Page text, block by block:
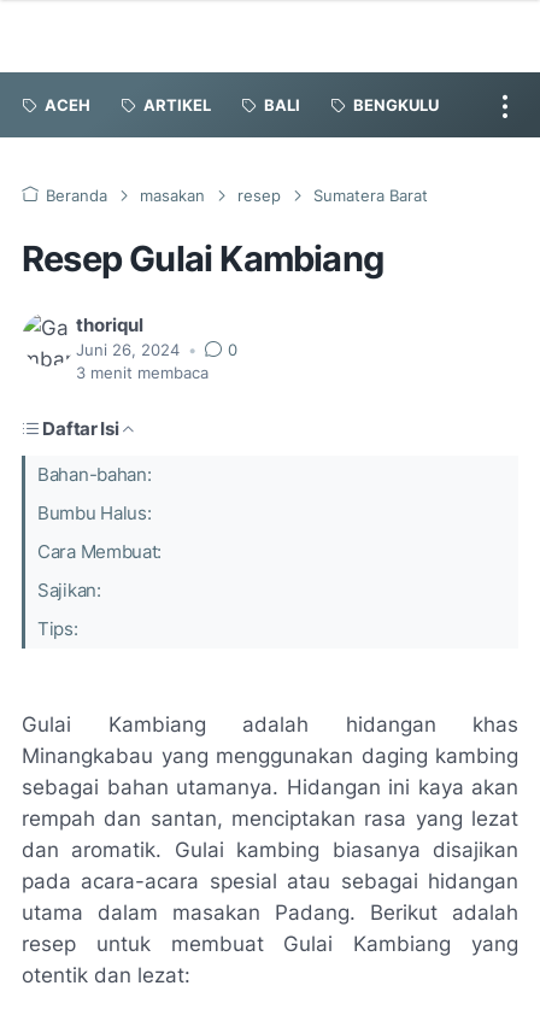
ACEH ARTIKEL BALI BENGKULU
Beranda masakan resep Sumatera Barat
Resep Gulai Kambiang
thoriqul
Juni 26, 2024 •
0
3 menit membaca
Daftar Isi
Bahan-bahan:
Bumbu Halus:
Cara Membuat:
Sajikan:
Tips:
Gulai Kambiang adalah hidangan khas
Minangkabau yang menggunakan daging kambing
sebagai bahan utamanya. Hidangan ini kaya akan
rempah dan santan, menciptakan rasa yang lezat
dan aromatik. Gulai kambing biasanya disajikan
pada acara-acara spesial atau sebagai hidangan
utama dalam masakan Padang. Berikut adalah
resep untuk membuat Gulai Kambiang yang
otentik dan lezat: